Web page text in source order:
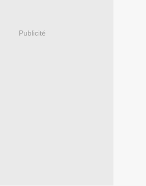
Publicité